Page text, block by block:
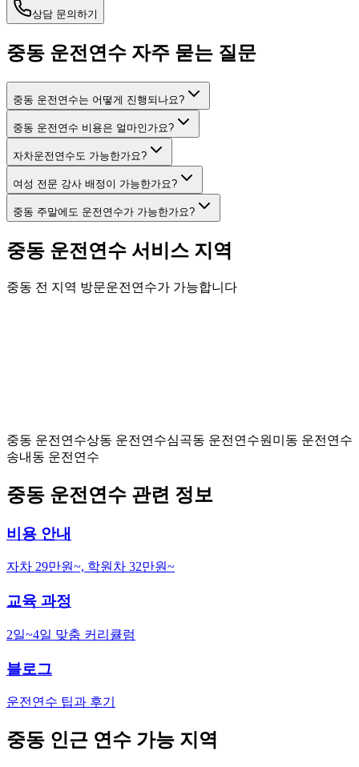
상담 문의하기
중동 운전연수 자주 묻는 질문
중동 운전연수는 어떻게 진행되나요?
중동 운전연수 비용은 얼마인가요?
자차운전연수도 가능한가요?
여성 전문 강사 배정이 가능한가요?
중동 주말에도 운전연수가 가능한가요?
중동 운전연수 서비스 지역
중동 전 지역 방문운전연수가 가능합니다
중동 운전연수상동 운전연수심곡동 운전연수원미동 운전연수
송내동 운전연수
중동 운전연수 관련 정보
비용 안내
자차 29만원~, 학원차 32만원~
교육 과정
2일~4일 맞춤 커리큘럼
블로그
운전연수 팁과 후기
중동 인근 연수 가능 지역